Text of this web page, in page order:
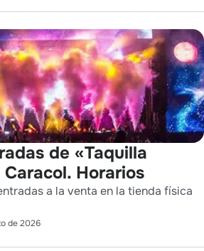
de «Taquilla
Horarios
a la venta en la tienda física
de 2026